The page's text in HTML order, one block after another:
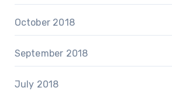
October 2018
September 2018
July 2018